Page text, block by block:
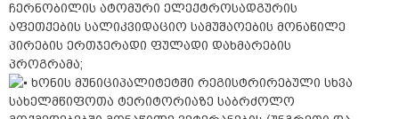
ჩერნობილის ატომური ელექტროსადგურის
აფეთქების სალიკვიდაციო სამუშაოების მონაწილე
პირების ერთჯერადი ფულადი დახმარების
პროგრამა;
ხონის მუნიციპალიტეტში რეგისტრირებული სხვა
სახელმწიფოთა ტერიტორიაზე საბრძოლო